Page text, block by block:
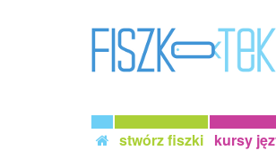
stwórz fiszki kursy